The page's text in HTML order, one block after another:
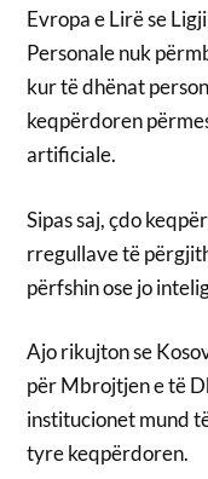
Evropa e Lirë se
Personale nuk
kur të dhënat
keqpërdoren
artificiale.
Sipas saj, çdo
rregullave të
përfshin ose jo
Ajo rikujton se
për Mbrojtjen e të
institucionet mund
tyre keqpërdoren.